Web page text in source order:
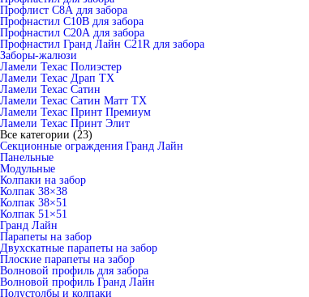
Профлист С8А для забора
Профнастил С10В для забора
Профнастил С20А для забора
Профнастил Гранд Лайн С21R для забора
Заборы-жалюзи
Ламели Техас Полиэстер
Ламели Техас Драп ТХ
Ламели Техас Сатин
Ламели Техас Сатин Матт ТХ
Ламели Техас Принт Премиум
Ламели Техас Принт Элит
Все категории (23)
Секционные ограждения Гранд Лайн
Панельные
Модульные
Колпаки на забор
Колпак 38×38
Колпак 38×51
Колпак 51×51
Гранд Лайн
Парапеты на забор
Двухскатные парапеты на забор
Плоские парапеты на забор
Волновой профиль для забора
Волновой профиль Гранд Лайн
Полустолбы и колпаки